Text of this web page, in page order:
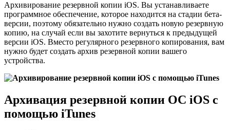
Архивирование резервной копии iOS. Вы устанавливаете
программное обеспечение, которое находится на стадии бета-
версии, поэтому обязательно нужно создать новую резервную
копию, на случай если вы захотите вернуться к предыдущей
версии iOS. Вместо регулярного резервного копирования, вам
нужно будет создать архив резервной копии вашего
устройства.
Архивация резервной копии ОС iOS с
помощью iTunes